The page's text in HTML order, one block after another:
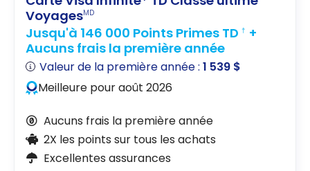
VoyagesMD
Jusqu'à 146 000 Points Primes TD † +
Aucuns frais la première année
Valeur de la première année :1 539 $
Meilleure pour août 2026
Aucuns frais la première année
2X les points sur tous les achats
Excellentes assurances